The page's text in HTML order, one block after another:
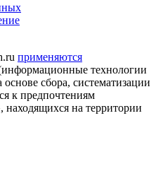
применяются
технологии
сбора, систематизации
к предпочтениям
находящихся на территории